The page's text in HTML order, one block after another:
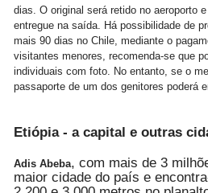
dias. O original será retido no aeroporto
entregue na saída. Há possibilidade de
mais 90 dias no Chile, mediante o
visitantes menores, recomenda-se que
individuais com foto. No entanto, se o
passaporte de um dos genitores poderá
Etiópia - a capital e outras
Adis Abeba, com mais de 3
maior cidade do país e